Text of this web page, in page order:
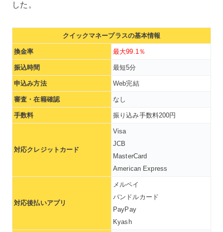
した。
クイックマネープラスの基本情報
換金率 最大99.1％
振込時間 最短5分
申込み方法 Web完結
審査・在籍確認 なし
手数料 振り込み手数料200円
対応クレジットカード
Visa
JCB
MasterCard
American Express
対応後払いアプリ
メルペイ
バンドルカード
PayPay
Kyash